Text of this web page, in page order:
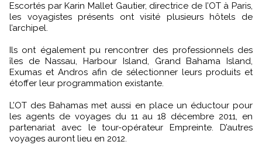
Escortés par Karin Mallet Gautier, directrice de l’OT à Paris,
les voyagistes présents ont visité plusieurs hôtels de
l’archipel.
Ils ont également pu rencontrer des professionnels des
îles de Nassau, Harbour Island, Grand Bahama Island,
Exumas et Andros afin de sélectionner leurs produits et
étoffer leur programmation existante.
L’OT des Bahamas met aussi en place un éductour pour
les agents de voyages du 11 au 18 décembre 2011, en
partenariat avec le tour-opérateur Empreinte. D’autres
voyages auront lieu en 2012.